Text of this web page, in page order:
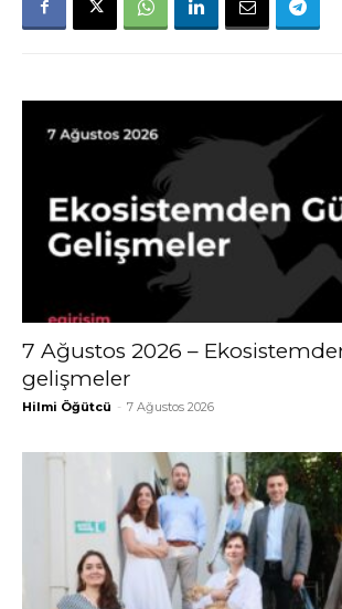
7 Ağustos 2026 –
gelişmeler
Hilmi Öğütcü - 7 Ağustos 2026